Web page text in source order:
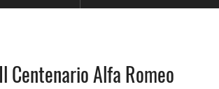
Centenario Alfa Romeo